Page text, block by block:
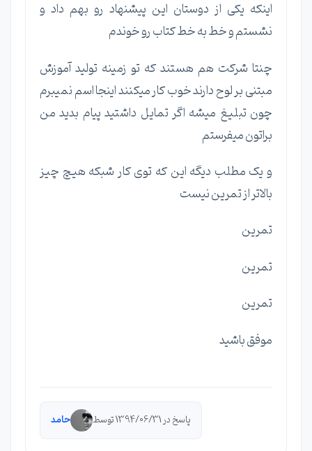
اینکه یکی از دوستان این پیشنهاد رو بهم داد و
نشستم و خط به خط کتاب رو خوندم
چنتا شرکت هم هستند که تو زمینه تولید آموزش
مبتنی بر لوح دارند خوب کار میکنند اینجا اسم نمیبرم
چون تبلیغ میشه اگر تمایل داشتید پیام بدید من
براتون میفرستم
و یک مطلب دیگه این که توی کار شبکه هیچ چیز
بالاتر از تمرین نیست
تمرین
تمرین
تمرین
موفق باشید
پاسخ در 1394/06/31 توسط حامد